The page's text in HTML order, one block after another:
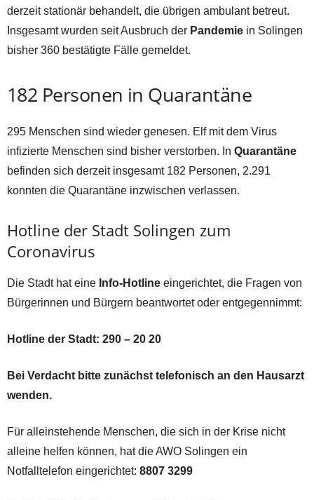
derzeit stationär behandelt, die übrigen ambulant betreut.
Insgesamt wurden seit Ausbruch der Pandemie in Solingen
bisher 360 bestätigte Fälle gemeldet.
182 Personen in Quarantäne
295 Menschen sind wieder genesen. Elf mit dem Virus
infizierte Menschen sind bisher verstorben. In Quarantäne
befinden sich derzeit insgesamt 182 Personen, 2.291
konnten die Quarantäne inzwischen verlassen.
Hotline der Stadt Solingen zum
Coronavirus
Die Stadt hat eine Info-Hotline eingerichtet, die Fragen von
Bürgerinnen und Bürgern beantwortet oder entgegennimmt:
Hotline der Stadt: 290 – 20 20
Bei Verdacht bitte zunächst telefonisch an den Hausarzt
wenden.
Für alleinstehende Menschen, die sich in der Krise nicht
alleine helfen können, hat die AWO Solingen ein
Notfalltelefon eingerichtet: 8807 3299